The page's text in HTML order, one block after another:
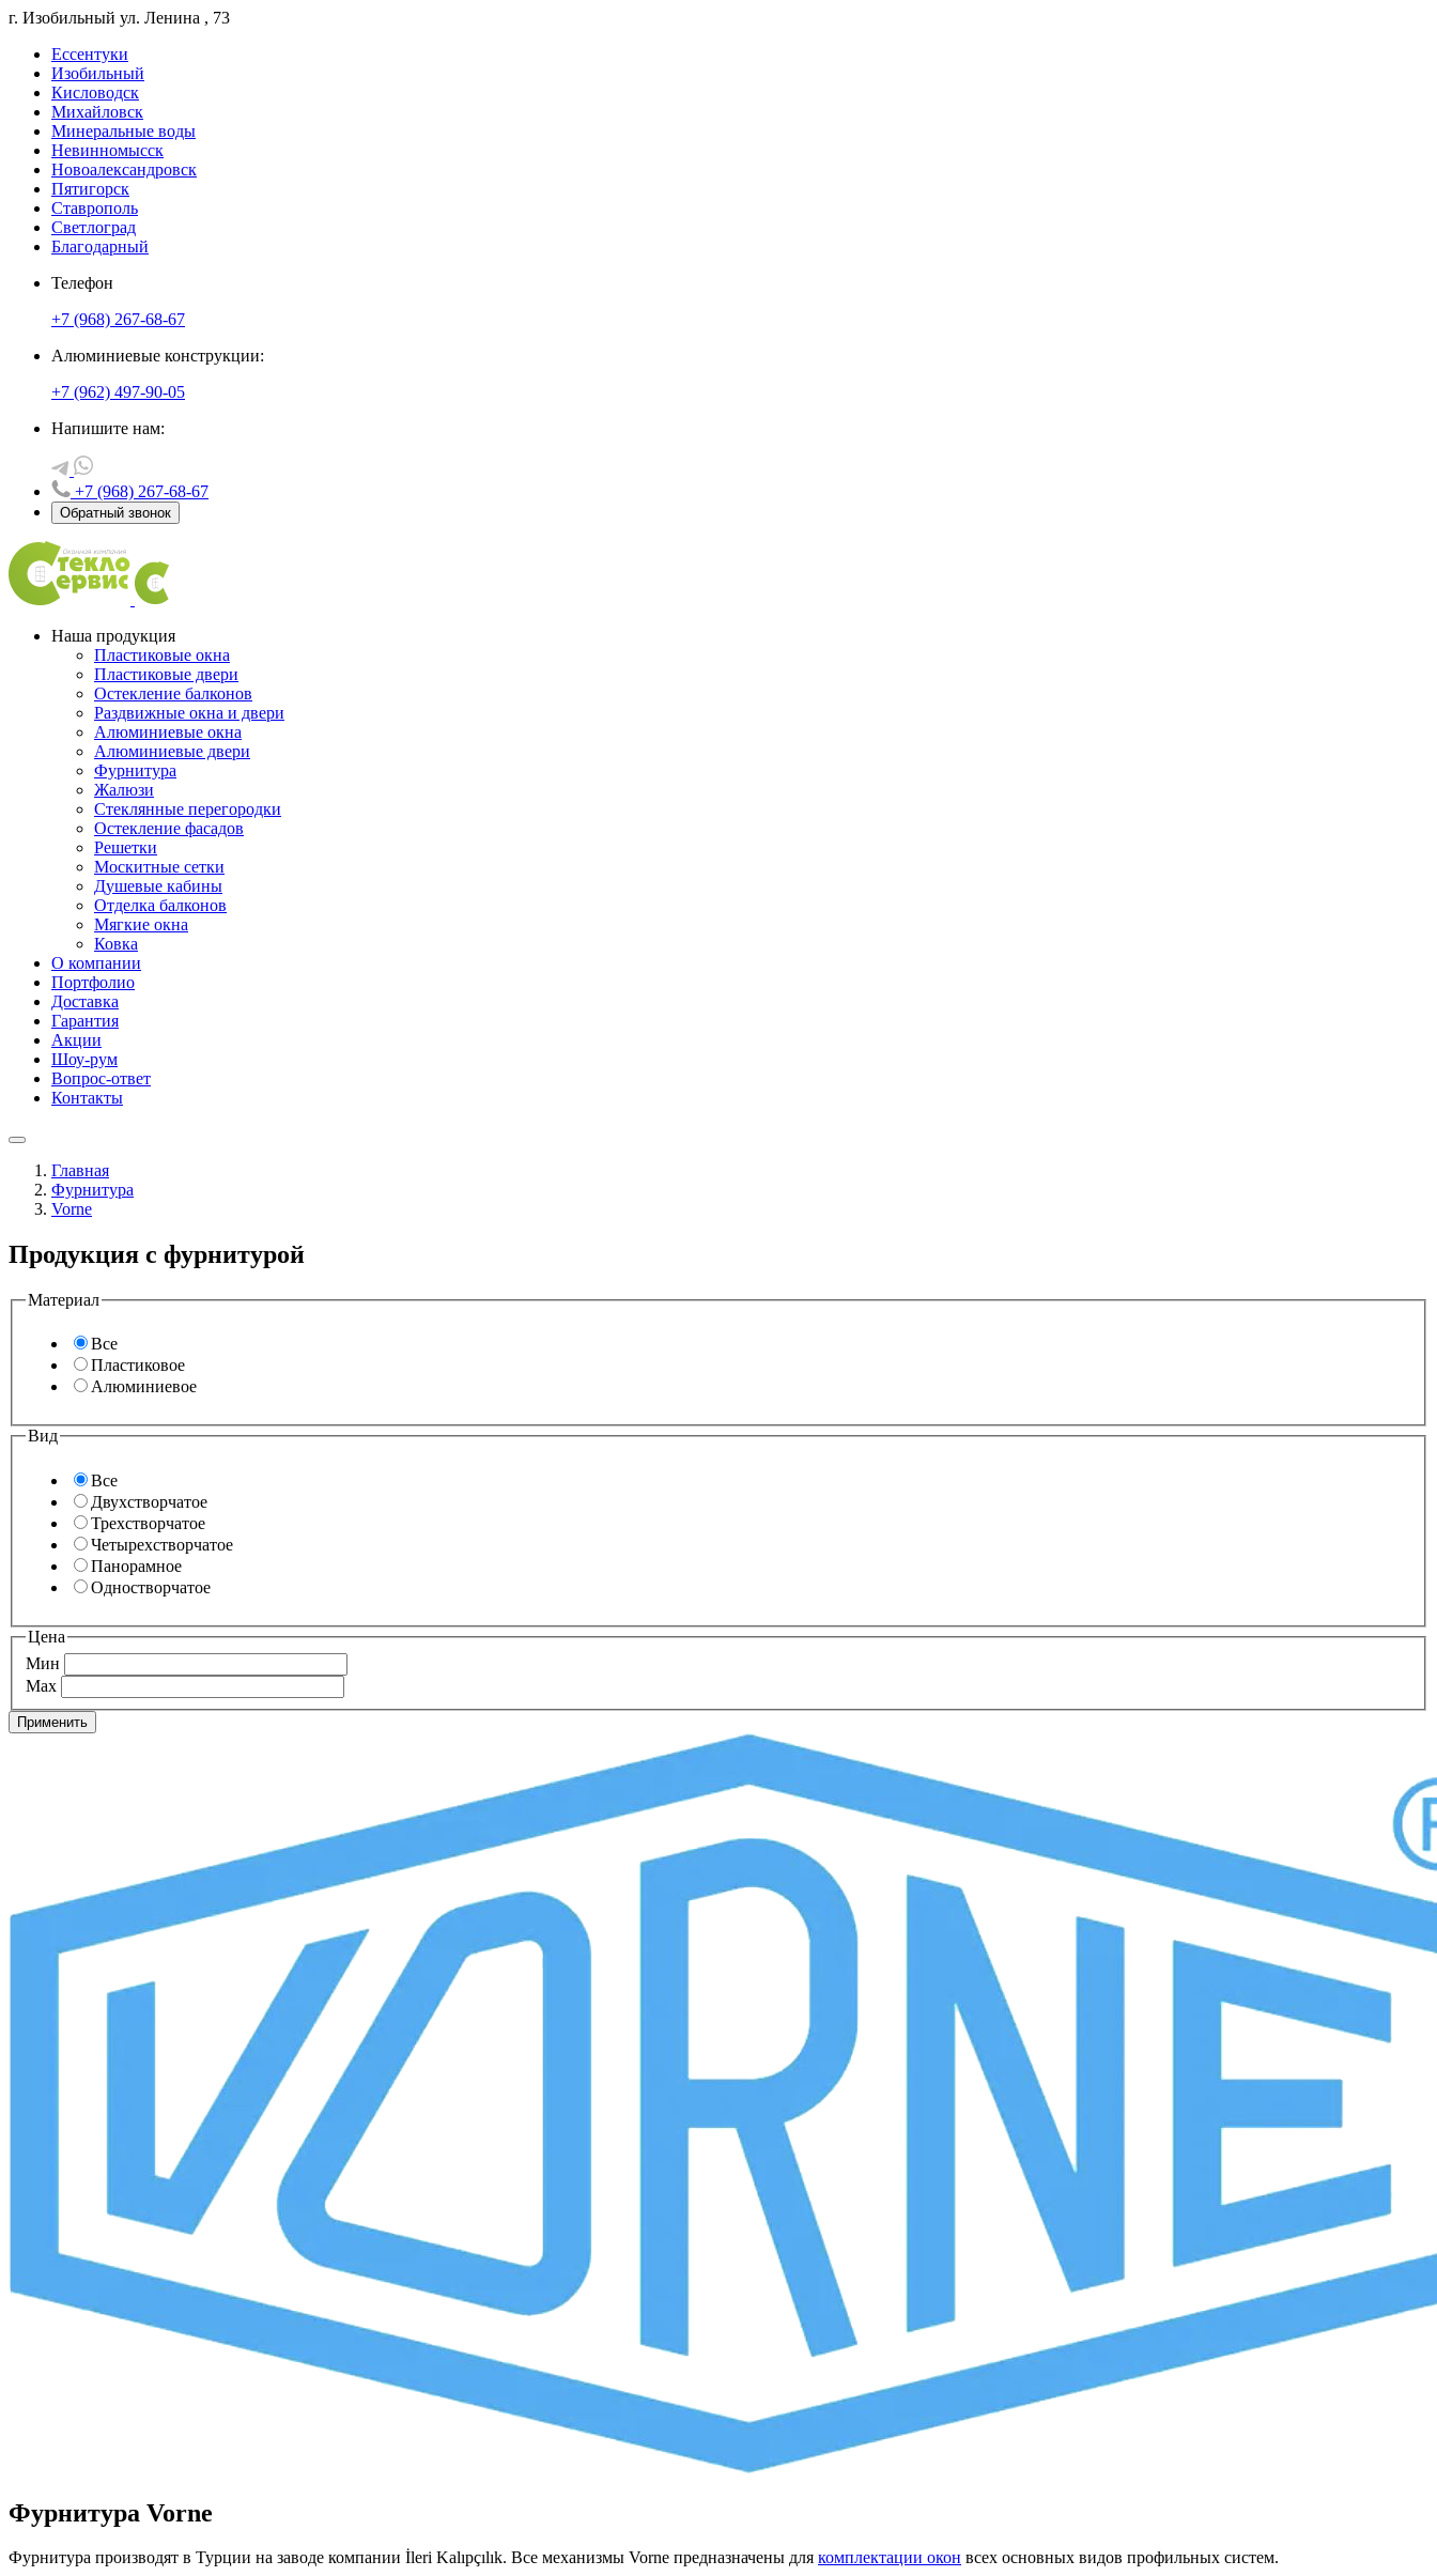
г. Изобильный ул. Ленина , 73
Ессентуки
Изобильный
Кисловодск
Михайловск
Минеральные воды
Невинномысск
Новоалександровск
Пятигорск
Ставрополь
Светлоград
Благодарный
Телефон
+7 (968) 267-68-67
Алюминиевые конструкции:
+7 (962) 497-90-05
Напишите нам:
+7 (968) 267-68-67
Обратный звонок
Наша продукция
Пластиковые окна
Пластиковые двери
Остекление балконов
Раздвижные окна и двери
Алюминиевые окна
Алюминиевые двери
Фурнитура
Жалюзи
Стеклянные перегородки
Остекление фасадов
Решетки
Москитные сетки
Душевые кабины
Отделка балконов
Мягкие окна
Ковка
О компании
Портфолио
Доставка
Гарантия
Акции
Шоу-рум
Вопрос-ответ
Контакты
Главная
Фурнитура
Vorne
Продукция с фурнитурой
Материал
Все
Пластиковое
Алюминиевое
Вид
Все
Двухстворчатое
Трехстворчатое
Четырехстворчатое
Панорамное
Одностворчатое
Цена
Мин
Max
Фурнитура Vorne
Фурнитура производят в Турции на заводе компании İleri Kalıpçılık. Все механизмы Vorne предназначены для комплектации окон всех основных видов профильных систем.